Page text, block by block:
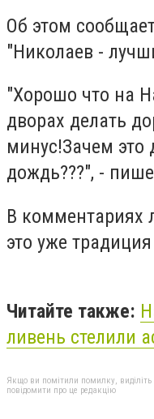
Об этом
"Николаев -
"Хорошо что на
дворах делать
минус!Зачем это
дождь???", -
В комментариях
это уже
Читайте также:
ливень стелили
Якщо ви помітили помилку, виділіть
повідомити про це редакцію